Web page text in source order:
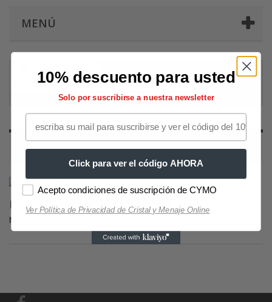
MENÚ
Fotomurales XXL de grandes dimensiones
Flores
Dientes
DIENTES DE LEÓN
Selección Copas de Vino y Champagne
Selección Copas
DIENTES DE LEÓN
No hay productos en esta categoría.
10% descuento para usted
Solo por suscribirse a nuestra newsletter
Click para ver el código AHORA
Acepto condiciones de suscripción de CYMO
Ver Política de Privacidad de Cristal y Menaje Online